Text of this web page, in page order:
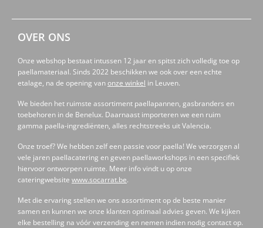
OVER ONS
Onze webshop bestaat intussen 12 jaar en spitst zich volledig toe op
paellamateriaal. Sinds 2022 beschikken we ook over een echte
etalage, na de opening vanonze winkel in Leuven.
We bieden het ruimste assortiment paellapannen, gasbranders en
toebehoren in de Benelux. Daarnaast importeren we een ruim
gamma paella-ingrediënten, alles rechtstreeks uit Valencia.
Onze troef? We hebben zelf een passie voor paella! We verzorgen al
vele jaren paellacatering en geven paellaworkshops in een specifiek
hiervoor ontworpen ruimte. Meer info vindt u op onze
cateringwebsite www.socarrat.be.
Met die ervaring stellen we ons assortiment op de beste manier
samen en kunnen we onze klanten optimaal advies geven. We kijken
elke bestelling na vóór verzending en nemen indien nodig contact op.